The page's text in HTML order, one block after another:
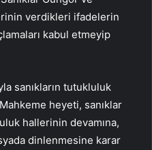
verdikleri ifadelerin
kabul etmeyip
sanıkların tutukluluk
heyeti, sanıklar
hallerinin devamına,
dinlenmesine karar